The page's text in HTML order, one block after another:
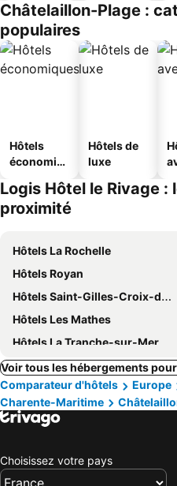
Châtelaillon-Plage :
populaires
Hôtels
économiq
Hôtels de
luxe
Logis Hôtel le Rivage :
proximité
Hôtels La Rochelle
Hôtels Royan
Hôtels Saint-Gilles-Croix-de-Vie
Hôtels Les Mathes
Hôtels La Tranche-sur-Mer
Voir tous les hébergements
Comparateur d'hôtels
Europe
Charente-Maritime
Choisissez votre pays